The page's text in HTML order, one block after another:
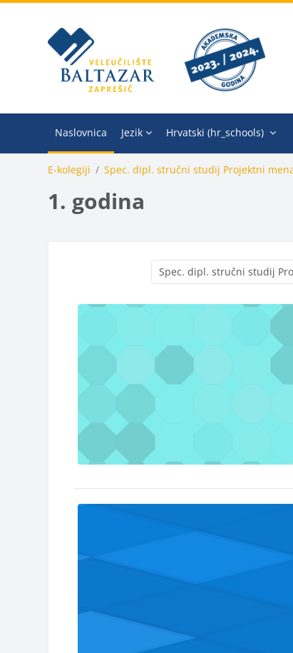
Naslovnica Jezik Hrvatski ‎(hr_schools)‎
E-kolegiji Spec. dipl. stručni studij Projektni
1. godina